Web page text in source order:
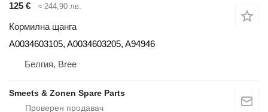
125 € ≈ 244,90 лв.
Кормилна щанга
A0034603105, A0034603205, A94946
Белгия, Bree
Smeets & Zonen Spare Parts